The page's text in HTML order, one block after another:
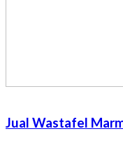
Jual Wastafel